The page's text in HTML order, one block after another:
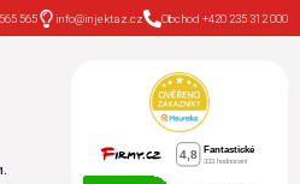
565 info@injektaz.cz Obchod +420 235 312 000